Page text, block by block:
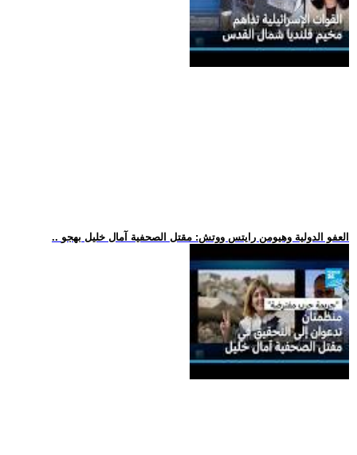
.. العفو الدولية وهيومن رايتس ووتش: مقتل الصحفية آمال خليل بهجو